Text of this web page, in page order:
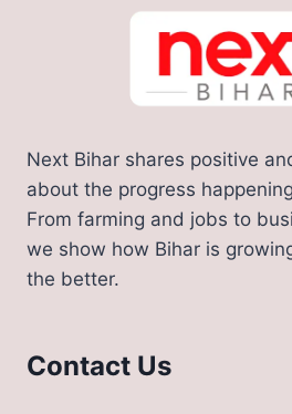
Next Bihar shares positive
about the progress
From farming and jobs to
we show how Bihar is
the better.
Contact Us